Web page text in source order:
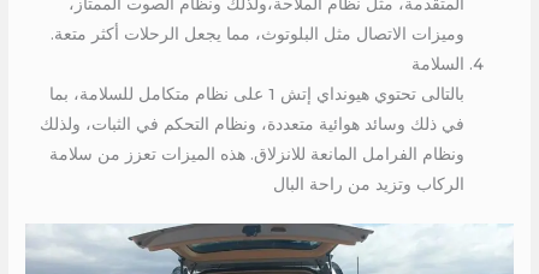
وميزات الاتصال مثل البلوتوث، مما يجعل الرحلات أكثر متعة.
السلامة
بالتالى تحتوي هيونداي إتش 1 على نظام متكامل للسلامة، بما
في ذلك وسائد هوائية متعددة، ونظام التحكم في الثبات، ولذلك
ونظام الفرامل المانعة للانزلاق. هذه الميزات تعزز من سلامة
الركاب وتزيد من راحة البال